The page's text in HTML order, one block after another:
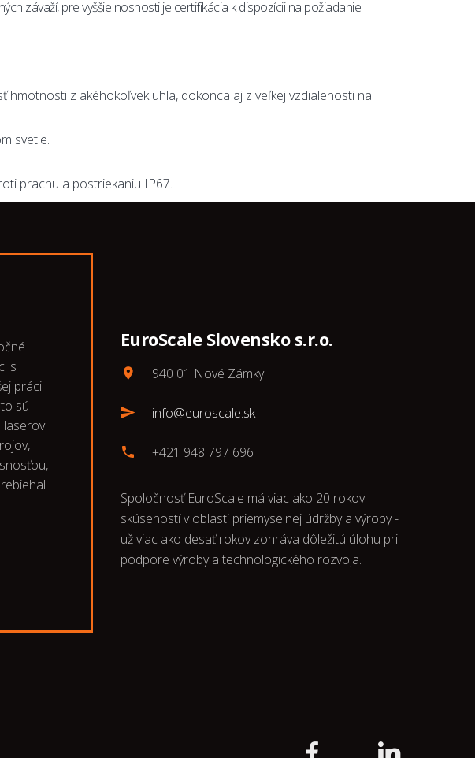
závaží, pre vyššie nosnosti je certifikácia k dispozícii na požiadanie.
hmotnosti z akéhokoľvek uhla, dokonca aj z veľkej vzdialenosti na
svetle.
prachu a postriekaniu IP67.
s
práci
sú
laserov
EuroScale Slovensko s.r.o.
940 01 Nové Zámky
info@euroscale.sk
+421 948 797 696
Spoločnosť EuroScale má viac ako 20 rokov
skúseností v oblasti priemyselnej údržby a výroby -
už viac ako desať rokov zohráva dôležitú úlohu pri
podpore výroby a technologického rozvoja.